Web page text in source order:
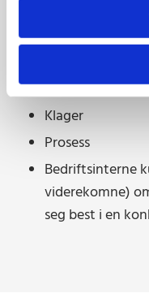
foreligger
konkurransen
Gjennomgang
Forhandlinger
Klager
Prosess
Bedriftsinterne
viderekomne)
seg best i en